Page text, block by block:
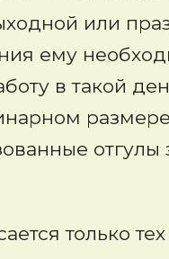
или
ему
в такой
отгулы
только